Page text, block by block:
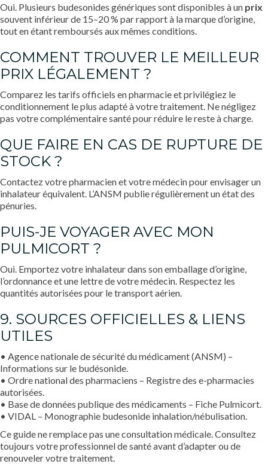
Oui. Plusieurs budesonides génériques sont disponibles à un prix
souvent inférieur de 15–20 % par rapport à la marque d’origine,
tout en étant remboursés aux mêmes conditions.
COMMENT TROUVER LE MEILLEUR
PRIX LÉGALEMENT ?
Comparez les tarifs officiels en pharmacie et privilégiez le
conditionnement le plus adapté à votre traitement. Ne négligez
pas votre complémentaire santé pour réduire le reste à charge.
QUE FAIRE EN CAS DE RUPTURE DE
STOCK ?
Contactez votre pharmacien et votre médecin pour envisager un
inhalateur équivalent. L’ANSM publie régulièrement un état des
pénuries.
PUIS-JE VOYAGER AVEC MON
PULMICORT ?
Oui. Emportez votre inhalateur dans son emballage d’origine,
l’ordonnance et une lettre de votre médecin. Respectez les
quantités autorisées pour le transport aérien.
9. SOURCES OFFICIELLES & LIENS
UTILES
• Agence nationale de sécurité du médicament (ANSM) –
Informations sur le budésonide.
• Ordre national des pharmaciens – Registre des e-pharmacies
autorisées.
• Base de données publique des médicaments – Fiche Pulmicort.
• VIDAL – Monographie budesonide inhalation/nébulisation.
Ce guide ne remplace pas une consultation médicale. Consultez
toujours votre professionnel de santé avant d’adapter ou de
renouveler votre traitement.